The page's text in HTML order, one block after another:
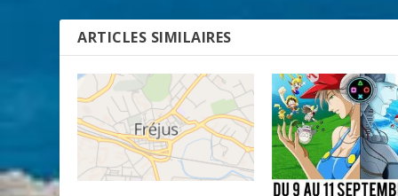
ARTICLES SIMILAIRES